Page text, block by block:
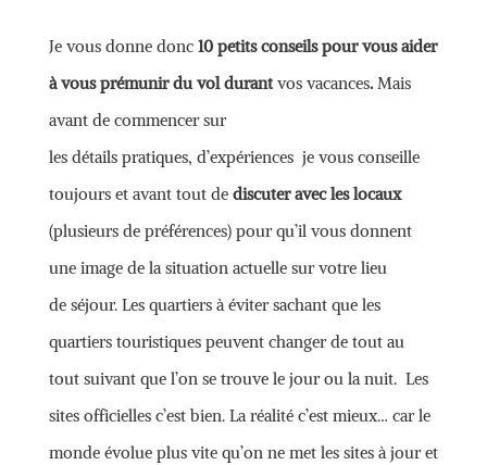
Je vous donne donc10 petits conseils pour vous aider
à vous prémunir du vol durantvos vacances.Mais
avant de commencer sur
les détails pratiques, d’expériences je vous conseille
toujours et avant tout de discuter avec les locaux
(plusieurs de préférences) pour qu’il vous donnent
une image de la situation actuelle sur votre lieu
de séjour. Les quartiers à éviter sachant que les
quartiers touristiques peuvent changer de tout au
tout suivant que l’on se trouve le jour ou la nuit. Les
sites officielles c’est bien. La réalité c’est mieux… car le
monde évolue plus vite qu’on ne met les sites à jour et